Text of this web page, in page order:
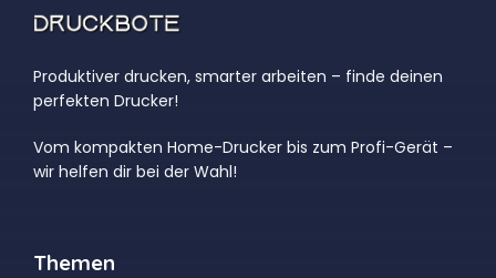
Produktiver drucken, smarter arbeiten – finde deinen
perfekten Drucker!
Vom kompakten Home-Drucker bis zum Profi-Gerät –
wir helfen dir bei der Wahl!
Themen